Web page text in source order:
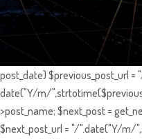
post_date) $previous_post_url =
date("Y/m/
>post_name; $next_post =
$next_post_url = "/".date("Y/m/